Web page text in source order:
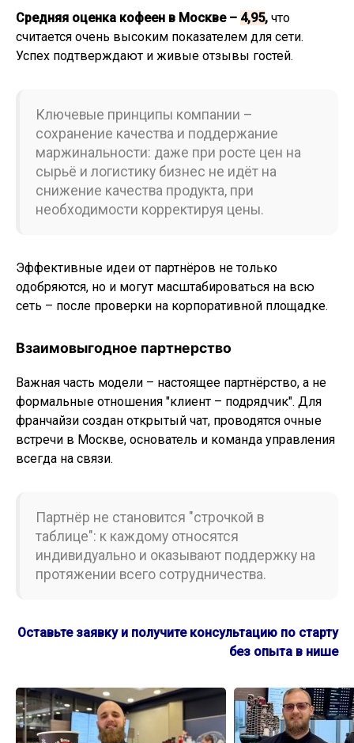
Средняя оценка кофеен в Москве – 4,95, что
считается очень высоким показателем для сети.
Успех подтверждают и живые отзывы гостей.
Ключевые принципы компании –
сохранение качества и поддержание
маржинальности: даже при росте цен на
сырьё и логистику бизнес не идёт на
снижение качества продукта, при
необходимости корректируя цены.
Эффективные идеи от партнёров не только
одобряются, но и могут масштабироваться на всю
сеть – после проверки на корпоративной площадке.
Взаимовыгодное партнерство
Важная часть модели – настоящее партнёрство, а не
формальные отношения "клиент – подрядчик". Для
франчайзи создан открытый чат, проводятся очные
встречи в Москве, основатель и команда управления
всегда на связи.
Партнёр не становится "строчкой в
таблице": к каждому относятся
индивидуально и оказывают поддержку на
протяжении всего сотрудничества.
Оставьте заявку и получите консультацию по старту
без опыта в нише